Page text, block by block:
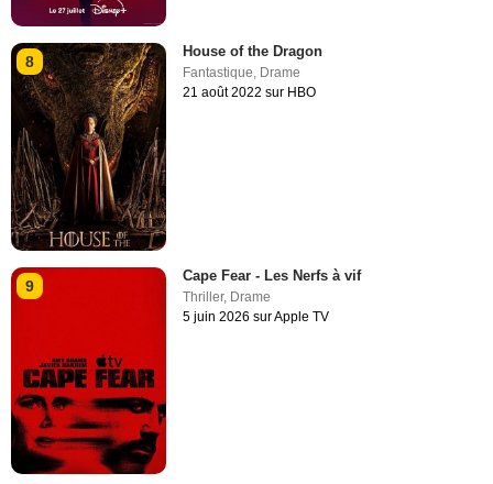
8
House of the Dragon
Fantastique, Drame
21 août 2022 sur HBO
9
Cape Fear - Les Nerfs à vif
Thriller, Drame
5 juin 2026 sur Apple TV